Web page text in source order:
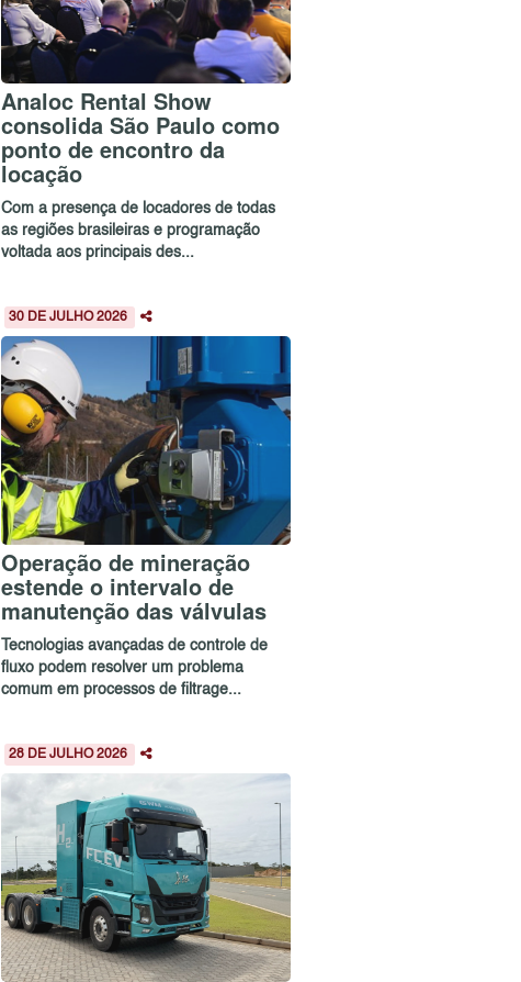
Analoc Rental Show
consolida São Paulo como
ponto de encontro da
locação
Com a presença de locadores de todas
as regiões brasileiras e programação
voltada aos principais des...
30 DE JULHO 2026
Operação de mineração
estende o intervalo de
manutenção das válvulas
Tecnologias avançadas de controle de
fluxo podem resolver um problema
comum em processos de filtrage...
28 DE JULHO 2026